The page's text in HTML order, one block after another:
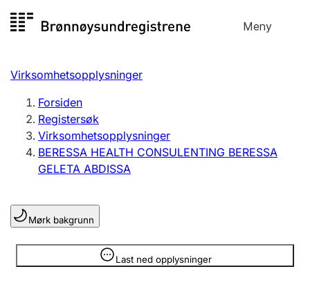
til
Meny
Registersøk
Aksjeselskap
Enkeltpersonforetak
Registrere, endre, slette
Lag og forening
Registrere, endre, slette
Virksomhetsopplysninger
Forsiden
Registersøk
Virksomhetsopplysninger
BERESSA HEALTH CONSULENTING BERESSA
GELETA ABDISSA
Mørk bakgrunn
Last ned opplysninger
Opplysninger er skjult